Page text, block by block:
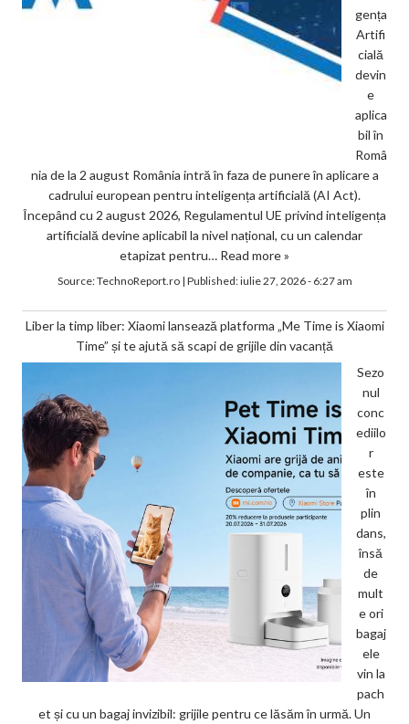
gența
Artifi
cială
devin
e
aplica
bil în
Româ
nia de la 2 august România intră în faza de punere în aplicare a
cadrului european pentru inteligența artificială (AI Act).
Începând cu 2 august 2026, Regulamentul UE privind inteligența
artificială devine aplicabil la nivel național, cu un calendar
etapizat pentru… Read more »
Source:TechnoReport.ro| Published:iulie 27, 2026 - 6:27 am
Liber la timp liber: Xiaomi lansează platforma „Me Time is Xiaomi
Time” și te ajută să scapi de grijile din vacanță
Sezo
nul
conc
ediilo
r
este
în
plin
dans,
însă
de
mult
e ori
bagaj
ele
vin la
pach
et și cu un bagaj invizibil: grijile pentru ce lăsăm în urmă. Un